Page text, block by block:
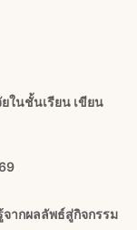
ในชั้นเรียน เขียน
ากผลลัพธ์สู่กิจกรรม